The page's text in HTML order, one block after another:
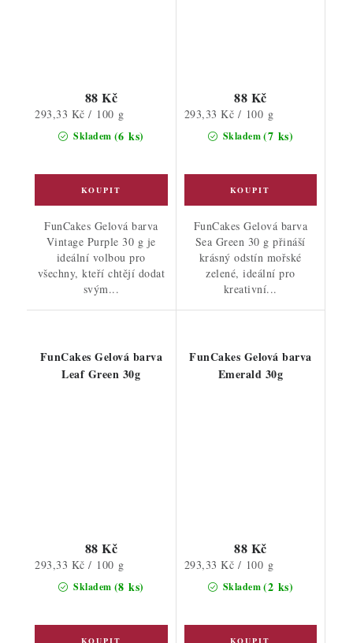
Skladem (6 ks)
88 Kč
Měrná
293,33 Kč / 100 g
FunCakes Gelová barva
Vintage Purple 30 g je
ideální volbou pro
všechny, kteří chtějí dodat
svým...
Skladem(7 ks)
88 Kč
Měrná
293,33 Kč / 100 g
FunCakes Gelová barva
Sea Green 30 g přináší
krásný odstín mořské
zelené, ideální pro
kreativní...
FunCakes Gelová barva
Leaf Green 30g
Skladem (8 ks)
88 Kč
Měrná
293,33 Kč / 100 g
FunCakes Gelová barva
Emerald 30g
Skladem(2 ks)
88 Kč
Měrná
293,33 Kč / 100 g